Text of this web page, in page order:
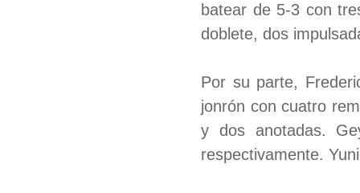
batear de 5-3 con
doblete, dos
Por su parte,
jonrón con cuatro
y dos anotadas.
respectivamente.